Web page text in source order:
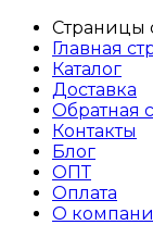
Страницы
Главная
Каталог
Доставка
Обратная
Контакты
Блог
ОПТ
Оплата
О